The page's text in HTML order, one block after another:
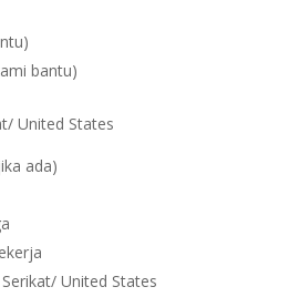
bantu)
United States
ada)
United States